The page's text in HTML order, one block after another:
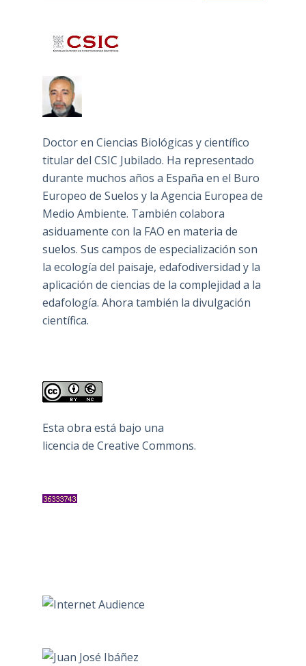
Doctor en Ciencias Biológicas y científico
titular del CSIC Jubilado. Ha representado
durante muchos años a España en el Buro
Europeo de Suelos y la Agencia Europea de
Medio Ambiente. También colabora
asiduamente con la FAO en materia de
suelos. Sus campos de especialización son
la ecología del paisaje, edafodiversidad y la
aplicación de ciencias de la complejidad a la
edafología. Ahora también la divulgación
científica.
Esta obra está bajo una
licencia de Creative Commons.